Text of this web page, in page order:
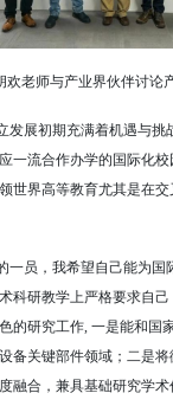
欢老师与产业界伙伴讨论
展初期充满着机遇与挑
一流合作办学的国际化
世界高等教育尤其是在
员，我希望自己能为国
科研教学上严格要求自己
的研究工作, 一是能和国
备关键部件领域；二是
融合，兼具基础研究学